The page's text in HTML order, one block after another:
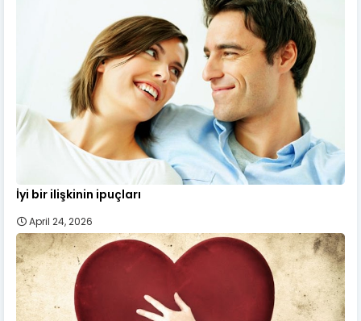
İyi bir ilişkinin ipuçları
April 24, 2026